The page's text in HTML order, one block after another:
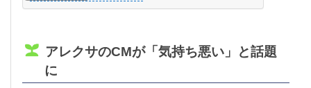
アレクサのCMが「気持ち悪い」と話題
に